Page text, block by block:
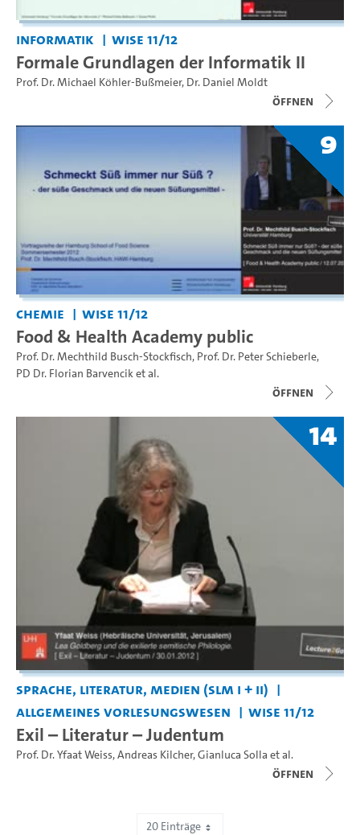
Informatik WiSe 11/12
Formale Grundlagen der Informatik II
Prof. Dr. Michael Köhler-Bußmeier, Dr. Daniel Moldt
Öffnen
9
Chemie WiSe 11/12
Food & Health Academy public
Prof. Dr. Mechthild Busch-Stockfisch, Prof. Dr. Peter Schieberle,
PD Dr. Florian Barvenciket al.
Öffnen
14
Sprache, Literatur, Medien (SLM I + II)
Allgemeines Vorlesungswesen
WiSe 11/12
Exil – Literatur – Judentum
Prof. Dr. Yfaat Weiss,Andreas Kilcher,Gianluca Solla et al.
Öffnen
20 Einträge